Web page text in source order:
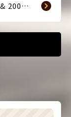
【40ヴェルファイア & 200系ハイエース(9型) 新車2台へ SMART GUARD3取付】